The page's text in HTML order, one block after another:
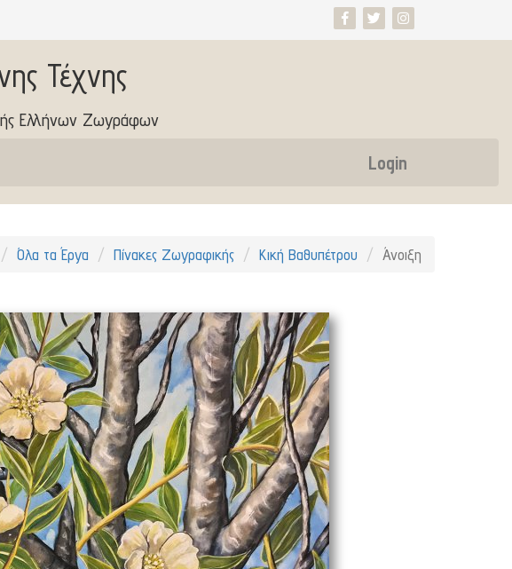
Τέχνης
Ελλήνων Ζωγράφων
Login
Όλα τα Έργα Πίνακες Ζωγραφικής Κική Βαθυπέτρου Άνοιξη